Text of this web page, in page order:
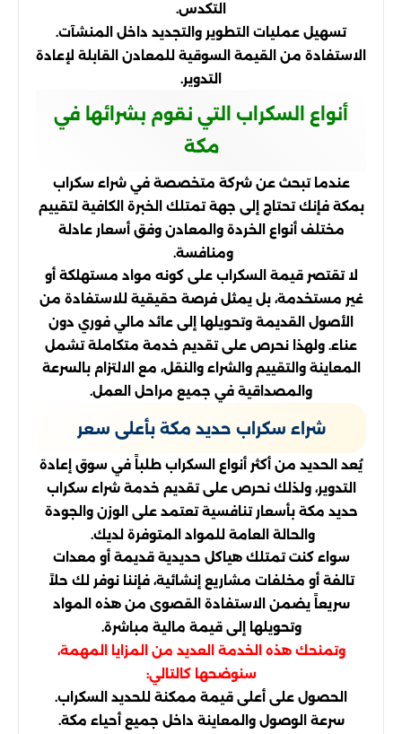
التكدس.
تسهيل عمليات التطوير والتجديد داخل المنشآت.
الاستفادة من القيمة السوقية للمعادن القابلة لإعادة
التدوير.
أنواع السكراب التي نقوم بشرائها في
مكة
عندما تبحث عن شركة متخصصة في شراء سكراب
بمكة فإنك تحتاج إلى جهة تمتلك الخبرة الكافية لتقييم
مختلف أنواع الخردة والمعادن وفق أسعار عادلة
ومنافسة.
لا تقتصر قيمة السكراب على كونه مواد مستهلكة أو
غير مستخدمة، بل يمثل فرصة حقيقية للاستفادة من
الأصول القديمة وتحويلها إلى عائد مالي فوري دون
عناء. ولهذا نحرص على تقديم خدمة متكاملة تشمل
المعاينة والتقييم والشراء والنقل، مع الالتزام بالسرعة
والمصداقية في جميع مراحل العمل.
شراء سكراب حديد مكة بأعلى سعر
يُعد الحديد من أكثر أنواع السكراب طلباً في سوق إعادة
التدوير، ولذلك نحرص على تقديم خدمة شراء سكراب
حديد مكة بأسعار تنافسية تعتمد على الوزن والجودة
والحالة العامة للمواد المتوفرة لديك.
سواء كنت تمتلك هياكل حديدية قديمة أو معدات
تالفة أو مخلفات مشاريع إنشائية، فإننا نوفر لك حلاً
سريعاً يضمن الاستفادة القصوى من هذه المواد
وتحويلها إلى قيمة مالية مباشرة.
وتمنحك هذه الخدمة العديد من المزايا المهمة،
سنوضحها كالتالي:
الحصول على أعلى قيمة ممكنة للحديد السكراب.
سرعة الوصول والمعاينة داخل جميع أحياء مكة.